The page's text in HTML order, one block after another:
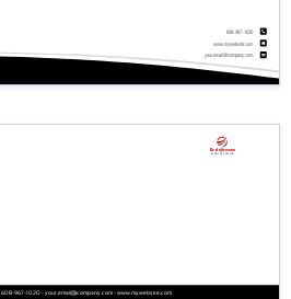
your.email@company.com
608-967-1020
www.mywebsite.com
608-967-1020 - your.email@company.com - www.mywebsite.com
Bedrijfsnaam
Bedrijfs tagline